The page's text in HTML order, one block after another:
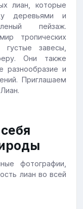
лиан, которые
деревьями и
пейзаж.
тропических
завесы,
Они также
разнообразие и
Приглашаем
фотографии,
лиан во всей